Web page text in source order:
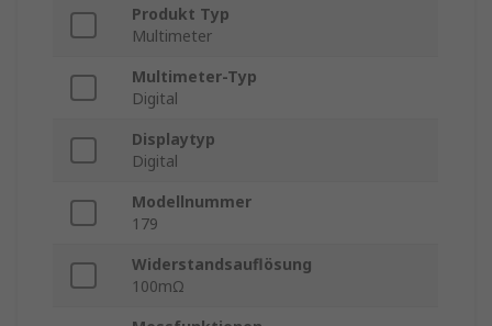
Produkt Typ
Multimeter
Multimeter-Typ
Digital
Displaytyp
Digital
Modellnummer
179
Widerstandsauflösung
100mΩ